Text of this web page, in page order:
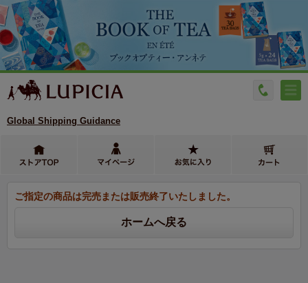
Global Shipping Guidance
ご指定の商品は完売または販売終了いたしました。